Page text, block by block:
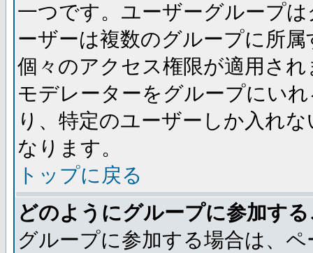
一つです。ユーザーグループ
ーザーは複数のグループに所
個々のアクセス権限が適用さ
モデレーターをグループにい
り、特定のユーザーしか入れ
なります。
トップに戻る
どのようにグループに参加す
グループに参加する場合は、